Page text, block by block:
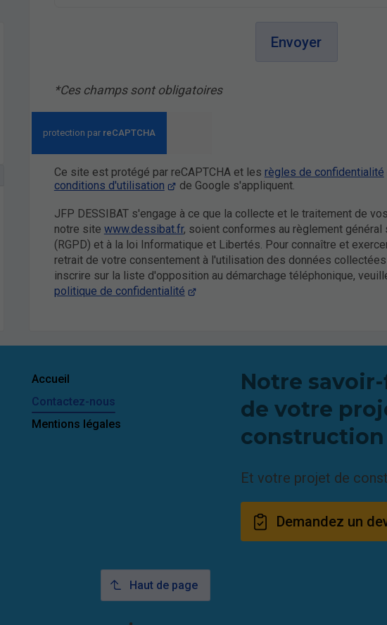
Envoyer
*Ces champs sont obligatoires
Ce site est protégé par reCAPTCHA et les règles de confidentialité
conditions d'utilisation
de Google s'appliquent.
JFP DESSIBAT s'engage à ce que la collecte et le traitement de
notre site www.dessibat.fr, soient conformes au règlement
(RGPD) et à la loi Informatique et Libertés. Pour connaître et
retrait de votre consentement à l'utilisation des données
inscrire sur la liste d'opposition au démarchage téléphonique,
politique de confidentialité
Accueil
Contactez-nous
Mentions légales
Notre
de votre
construction
Et votre projet de
Demandez un
Haut de page